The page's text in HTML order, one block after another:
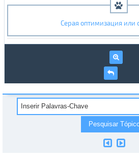
Серая оптимизация или